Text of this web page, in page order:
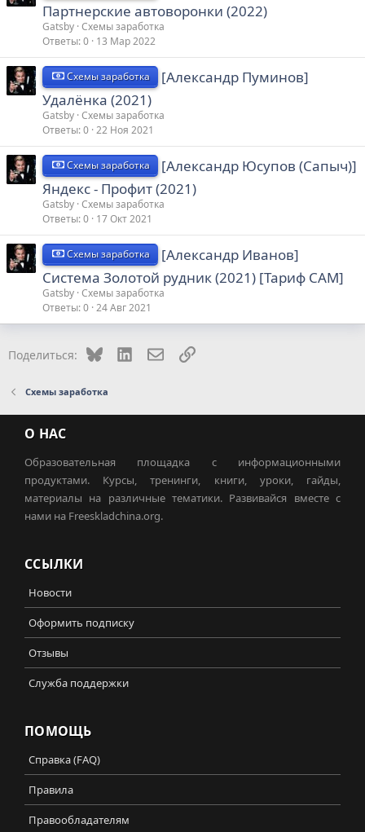
Партнерские автоворонки (2022)
Gatsby Схемы заработка
Ответы 0 13 Мар 2022
Схемы заработка
[Александр Пуминов]
Удалёнка (2021)
Gatsby Схемы заработка
Ответы 0 22 Ноя 2021
Схемы заработка
[Александр Юсупов (Сапыч)]
Яндекс - Профит (2021)
Gatsby Схемы заработка
Ответы 0 17 Окт 2021
Схемы заработка
[Александр Иванов]
Система Золотой рудник (2021) [Тариф САМ]
Gatsby Схемы заработка
Ответы 0 24 Авг 2021
Поделиться: Bluesky LinkedInЭлектронная почта
Ссылка
Схемы заработка
О НАС
Образовательная площадка с информационными
продуктами. Курсы, тренинги, книги, уроки, гайды,
материалы на различные тематики. Развивайся вместе с
нами на Freeskladchina.org.
ССЫЛКИ
Новости
Оформить подписку
Отзывы
Служба поддержки
ПОМОЩЬ
Справка (FAQ)
Правила
Правообладателям